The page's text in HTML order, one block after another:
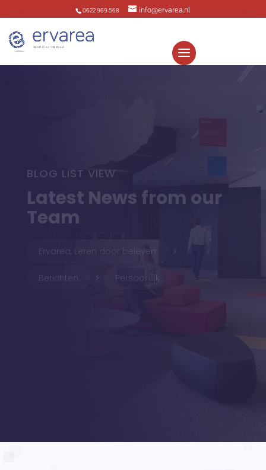
0622 969 568 info@ervarea.nl
BLOG LIST VIEW
Latest News from our
Team
Ervarea, Leren door beleven 5
Berichten 5 Persoonlijk